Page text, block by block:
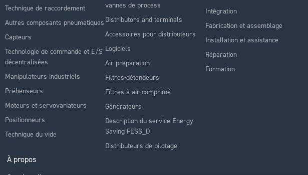
Technique de raccordement
Autres composants pneumatiques
Capteurs
Technologie de commande et E/S
décentralisées
Manipulateurs industriels
Préhenseurs
Moteurs et servovariateurs
Positionneurs
Technique du vide
vannes de process
Distributors and terminals
Accessoires pour distributeurs
Logiciels
Air preparation
Filtres-détendeurs
Filtres à air comprimé
Générateurs
Description du service Energy
Saving FESS_D
Distributeurs de pilotage
Intégration
Fabrication et assemblage
Installation et assistance
Réparation
Formation
À propos